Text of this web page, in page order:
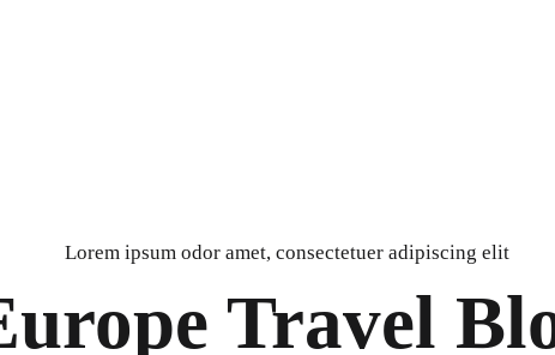
Lorem ipsum odor amet, consectetuer adipiscing elit
Travel